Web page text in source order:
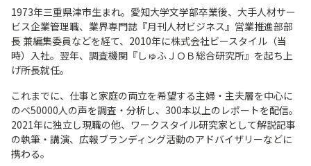
1973年三重県津市生まれ。愛知大学文学部卒業後、大手人材サー
ビス企業管理職、業界専門誌『月刊人材ビジネス』営業推進部部
長 兼編集委員などを経て、2010年に株式会社ビースタイル（当
時）入社。翌年、調査機関『しゅふＪＯＢ総合研究所』を起ち上
げ所長就任。
これまでに、仕事と家庭の両立を希望する主婦・主夫層を中心に
のべ50000人の声を調査・分析し、300本以上のレポートを配信。
2021年に独立し現職の他、ワークスタイル研究家として解説記事
の執筆・講演、広報ブランディング活動のアドバイザリーなどに
携わる。